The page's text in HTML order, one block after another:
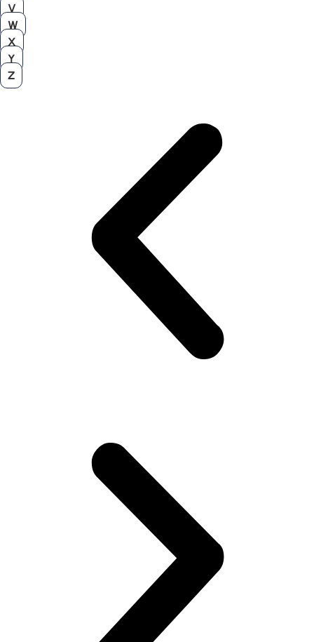
V
W
X
Y
Z